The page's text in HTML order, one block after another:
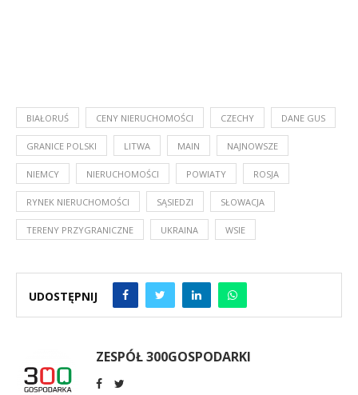
BIAŁORUŚ CENY NIERUCHOMOŚCI CZECHY DANE GUS
GRANICE POLSKI LITWA MAIN NAJNOWSZE
NIEMCY NIERUCHOMOŚCI POWIATY ROSJA
RYNEK NIERUCHOMOŚCI SĄSIEDZI SŁOWACJA
TERENY PRZYGRANICZNE UKRAINA WSIE
UDOSTĘPNIJ
ZESPÓŁ 300GOSPODARKI